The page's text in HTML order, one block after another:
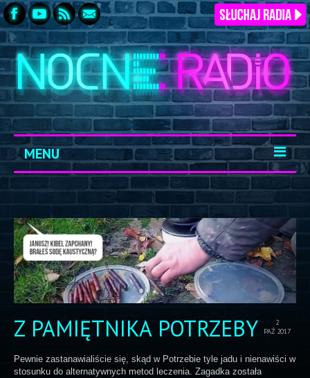
MENU
START
ARCHIWUM
KONTAKT
LOGOWANIE
2
PAŹ 2017
Z PAMIĘTNIKA POTRZEBY
Pewnie zastanawialiście się, skąd w Potrzebie tyle jadu i nienawiści w
stosunku do alternatywnych metod leczenia. Zagadka została